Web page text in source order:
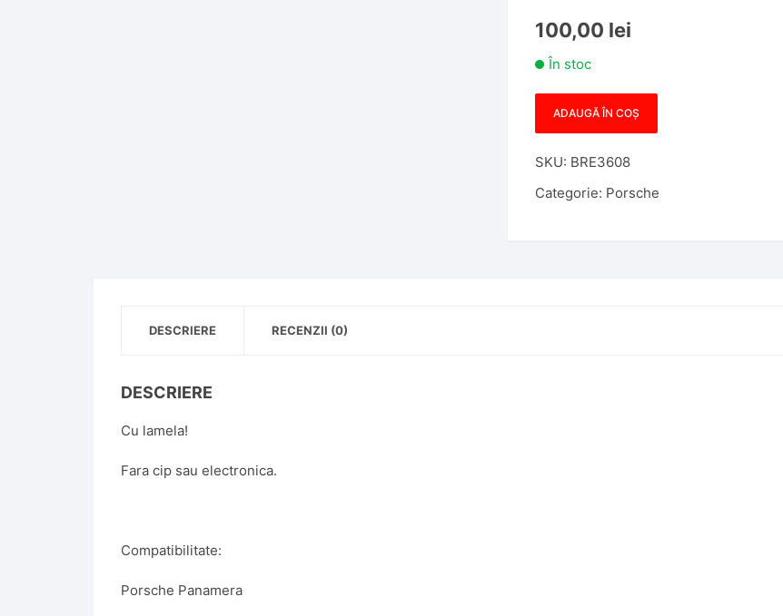
100,00 lei
În stoc
Cantitate
Cheie
Compatibila
ADAUGĂ ÎN COȘ
SKU: BRE3608
Categorie: Porsche
DESCRIERE RECENZII (0)
DESCRIERE
Cu lamela!
Fara cip sau electronica.
Compatibilitate:
Porsche Panamera